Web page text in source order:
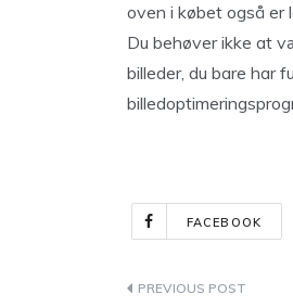
oven i købet også er
Du behøver ikke at
billeder, du bare har
FACEBOOK